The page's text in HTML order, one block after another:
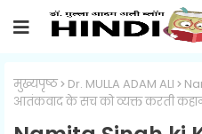
मुख्यपृष्ठ Dr. MULLA ADAM ALI
आतंकवाद के सच को व्यक्त करती